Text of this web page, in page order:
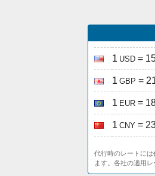
1 USD =
1 GBP =
1 EUR =
1 CNY =
代行時のレートに
ます。各社の適用レ